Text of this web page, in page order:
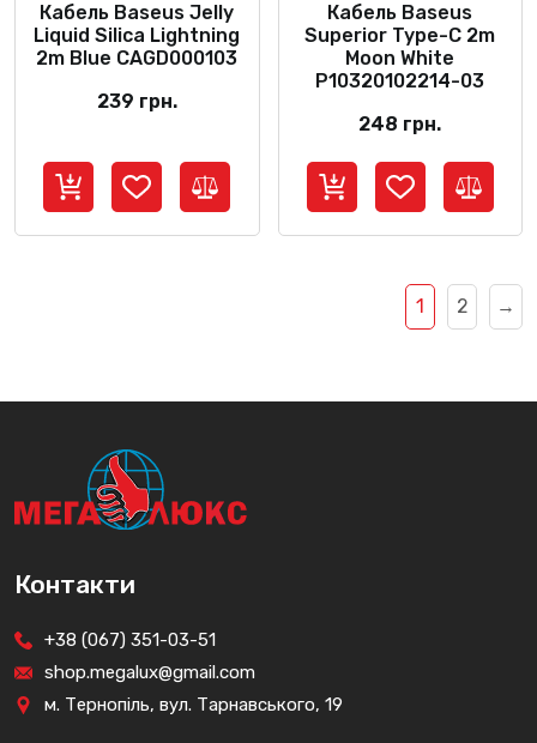
Кабель Baseus Jelly
Liquid Silica Lightning
2m Blue CAGD000103
239 грн.
Кабель Baseus
Superior Type-C 2m
Moon White
P10320102214-03
248 грн.
1 2 →
Контакти
+38 (067) 351-03-51
shop.megalux@gmail.com
м. Тернопіль, вул. Тарнавського, 19